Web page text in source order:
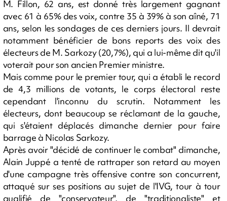
M. Fillon, 62 ans, est donné très largement gagnant
avec 61 à 65% des voix, contre 35 à 39% à son aîné, 71
ans, selon les sondages de ces derniers jours. Il devrait
notamment bénéficier de bons reports des voix des
électeurs de M. Sarkozy (20,7%), qui a lui-même dit qu'il
voterait pour son ancien Premier ministre.
Mais comme pour le premier tour, qui a établi le record
de 4,3 millions de votants, le corps électoral reste
cependant l'inconnu du scrutin. Notamment les
électeurs, dont beaucoup se réclamant de la gauche,
qui s'étaient déplacés dimanche dernier pour faire
barrage à Nicolas Sarkozy.
Après avoir "décidé de continuer le combat" dimanche,
Alain Juppé a tenté de rattraper son retard au moyen
d'une campagne très offensive contre son concurrent,
attaqué sur ses positions au sujet de l'IVG, tour à tour
qualifié de "conservateur", de "traditionaliste" et